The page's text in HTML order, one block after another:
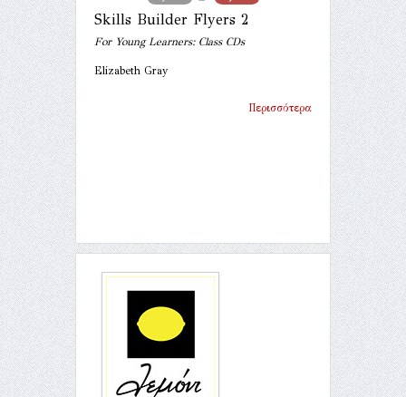
Skills Builder Flyers 2
For Young Learners: Class CDs
Elizabeth Gray
Περισσότερα